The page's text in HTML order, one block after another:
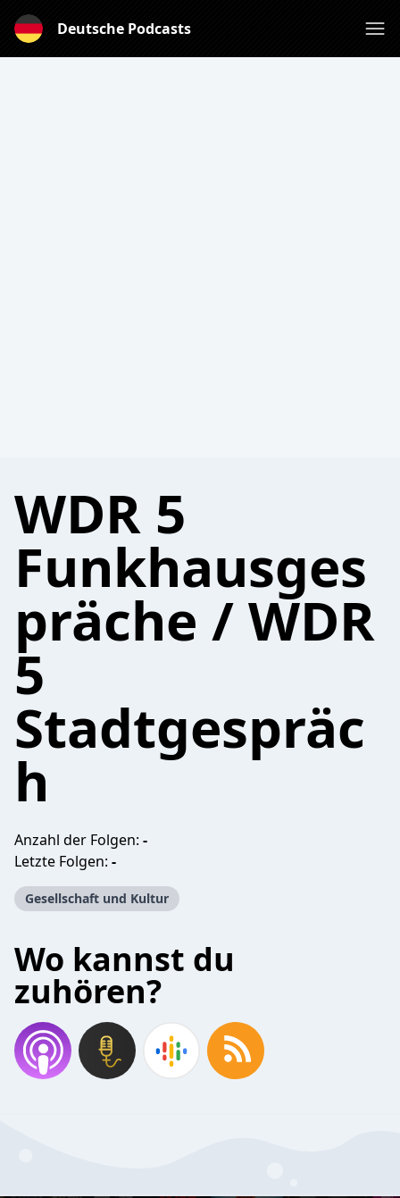
Deutsche Podcasts
WDR 5
Funkhausges
präche / WDR
5
Stadtgespräc
h
Anzahl der Folgen: -
Letzte Folgen: -
Gesellschaft und Kultur
Wo kannst du
zuhören?